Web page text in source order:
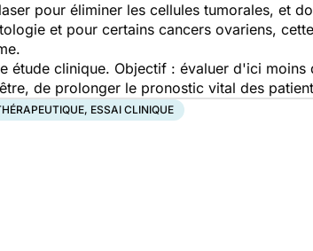
pour éliminer les cellules tumorales, et
et pour certains cancers ovariens,
étude clinique. Objectif : évaluer d'ici
de prolonger le pronostic vital des
ESSAI CLINIQUE